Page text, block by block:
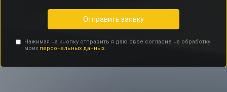
Отправить заявку
Нажимая на кнопку отправить я даю свое согласие на обработку
моих персональных данных.